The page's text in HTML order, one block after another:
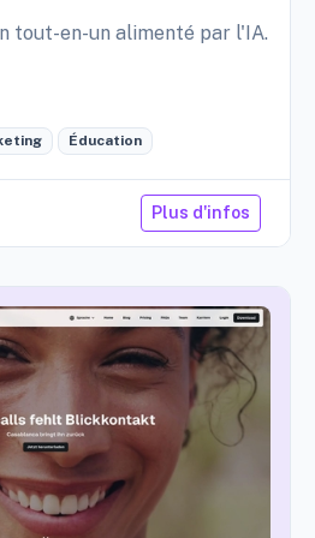
tout-en-un alimenté par l'IA.
Éducation
Plus d'infos